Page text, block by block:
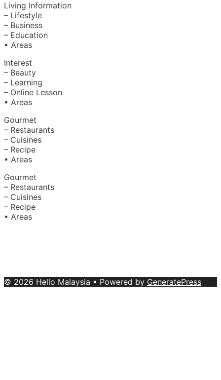
Living Information
– Lifestyle
– Business
– Education
• Areas
Interest
– Beauty
– Learning
– Online Lesson
• Areas
Gourmet
– Restaurants
– Cuisines
– Recipe
• Areas
Gourmet
– Restaurants
– Cuisines
– Recipe
• Areas
© 2026 Hello Malaysia • Powered by GeneratePress